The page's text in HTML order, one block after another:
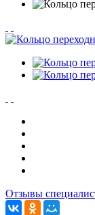
Отзывы